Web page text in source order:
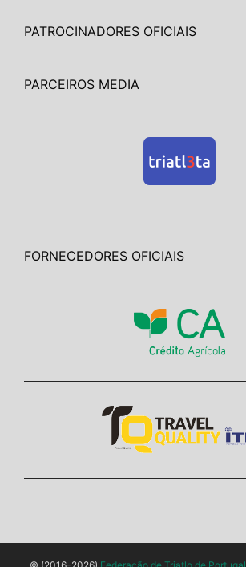
PATROCINADORES OFICIAIS
PARCEIROS MEDIA
FORNECEDORES OFICIAIS